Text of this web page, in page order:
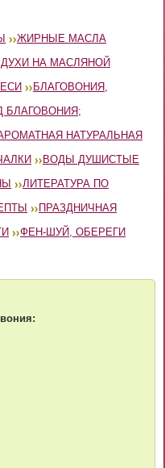
ЖИРНЫЕ МАСЛА
НА МАСЛЯНОЙ
БЛАГОВОНИЯ,
БЛАГОВОНИЯ;
НАТУРАЛЬНАЯ
ВОДЫ ДУШИСТЫЕ
ЛИТЕРАТУРА ПО
ПРАЗДНИЧНАЯ
ФЕН-ШУЙ, ОБЕРЕГИ